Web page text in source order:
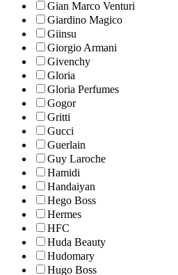
Gian Marco Venturi
Giardino Magico
Giinsu
Giorgio Armani
Givenchy
Gloria
Gloria Perfumes
Gogor
Gritti
Gucci
Guerlain
Guy Laroche
Hamidi
Handaiyan
Hego Boss
Hermes
HFC
Huda Beauty
Hudomary
Hugo Boss